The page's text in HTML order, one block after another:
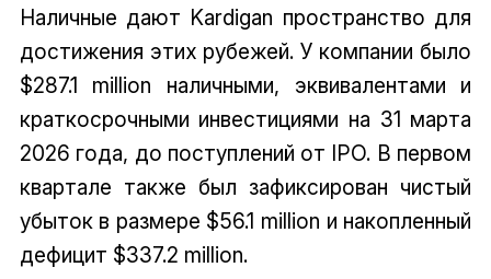
Наличные дают Kardigan пространство для
достижения этих рубежей. У компании было
$287.1 million наличными, эквивалентами и
краткосрочными инвестициями на 31 марта
2026 года, до поступлений от IPO. В первом
квартале также был зафиксирован чистый
убыток в размере $56.1 million и накопленный
дефицит $337.2 million.